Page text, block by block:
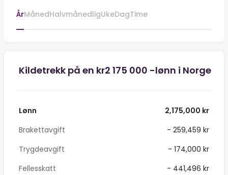
ÅrMånedHalvmånedligUkeDagTime
Kildetrekk på en kr2 175 000 -lønn i Norge
Lønn
2,175,000 kr
Brakettavgift
- 259,459 kr
Trygdeavgift
- 174,000 kr
Fellesskatt
- 441,496 kr